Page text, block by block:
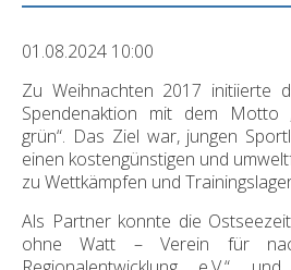
01.08.2024 10:00
Zu Weihnachten 2017 initiierte
Spendenaktion mit dem Motto
grün“. Das Ziel war, jungen
einen kostengünstigen und
zu Wettkämpfen und
Als Partner konnte die
ohne Watt – Verein für